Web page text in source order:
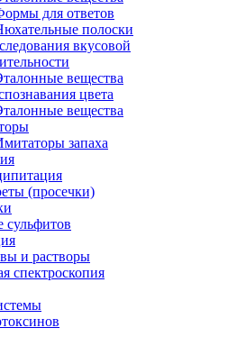
для ответов
полоски
вкусовой
вещества
цвета
вещества
запаха
(просечки)
сульфитов
и растворы
спектроскопия